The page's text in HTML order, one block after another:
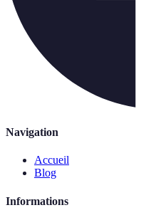
Navigation
Accueil
Blog
Informations